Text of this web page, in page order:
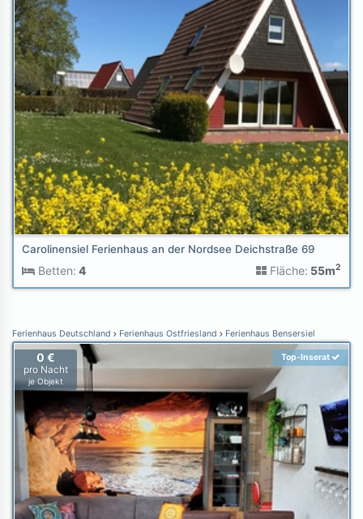
Carolinensiel Ferienhaus an der Nordsee Deichstraße 69
Betten: 4 Fläche: 55m2
Ferienhaus Deutschland Ferienhaus Ostfriesland Ferienhaus Bensersiel
0 €
pro Nacht
je Objekt
Top-Inserat